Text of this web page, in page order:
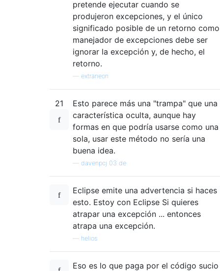
pretende ejecutar cuando se
produjeron excepciones, y el único
significado posible de un retorno como
manejador de excepciones debe ser
ignorar la excepción y, de hecho, el
retorno.
extraneon
21
Esto parece más una "trampa" que una
característica oculta, aunque hay
formas en que podría usarse como una
sola, usar este método no sería una
buena idea.
davenpcj 03 de
Eclipse emite una advertencia si haces
esto. Estoy con Eclipse Si quieres
atrapar una excepción ... entonces
atrapa una excepción.
helios
Eso es lo que paga por el código sucio